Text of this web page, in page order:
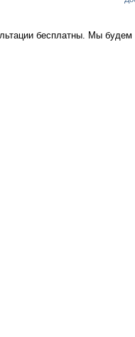
бесплатны. Мы